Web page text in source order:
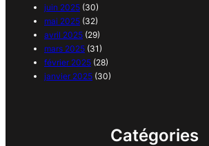
juin 2025 (30)
mai 2025 (32)
avril 2025 (29)
mars 2025 (31)
février 2025 (28)
janvier 2025 (30)
Catégories